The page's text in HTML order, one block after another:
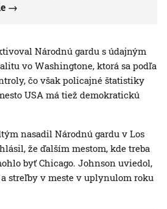
Národnú gardu s údajným
vo Washingtone, ktorá sa podľa
čo však policajné štatistiky
USA má tiež demokratickú
nasadil Národnú gardu v Los
že ďalším mestom, kde treba
byť Chicago. Johnson uviedol,
streľby v meste v uplynulom roku